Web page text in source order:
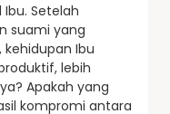
Setelah
suami yang
Ibu
lebih
Apakah yang
kompromi antara